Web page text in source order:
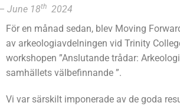
June 18th 2024
För en månad sedan, blev Moving
av arkeologiavdelningen vid Trinity
workshopen ”Anslutande trådar:
samhällets välbefinnande ”.
Vi var särskilt imponerade av de goda